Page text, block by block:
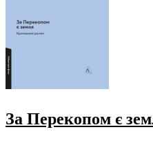
За Перекопом є